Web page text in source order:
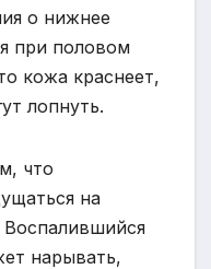
о нижнее
при половом
кожа краснеет,
лопнуть.
что
на
Воспалившийся
нарывать,